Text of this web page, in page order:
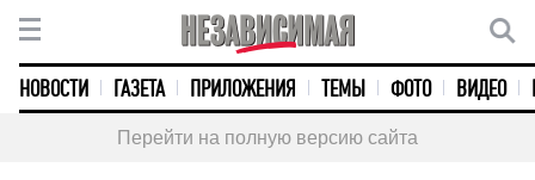
НОВОСТИ ГАЗЕТА ПРИЛОЖЕНИЯ ТЕМЫ ФОТО ВИДЕО
Перейти на полную версию сайта